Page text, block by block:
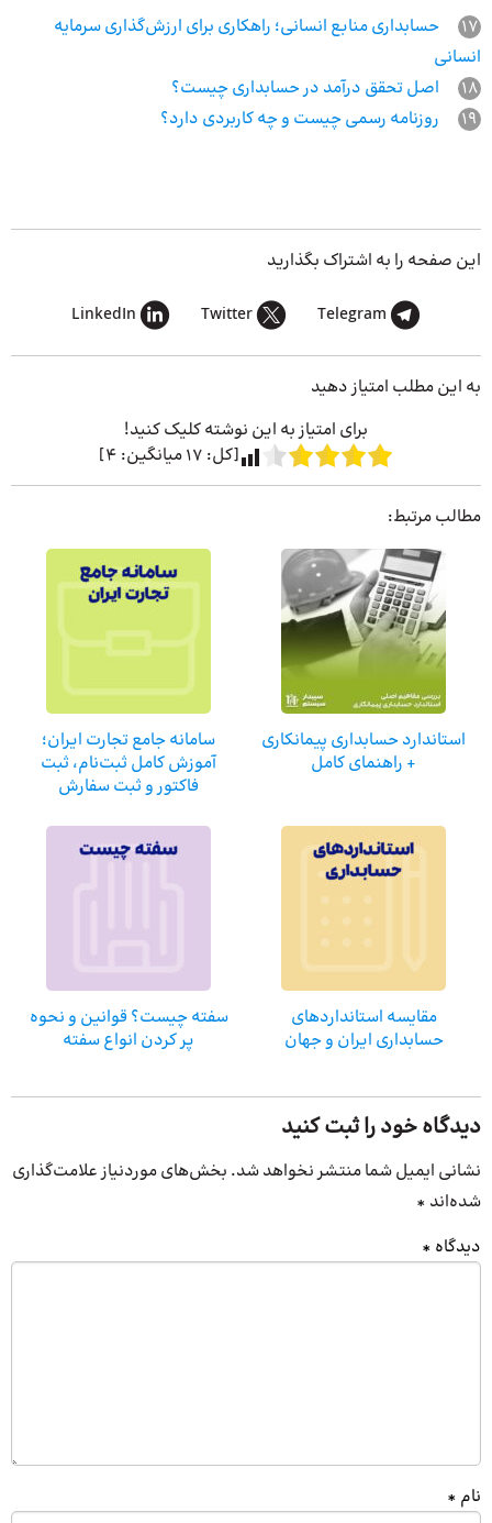
17
حسابداری منابع انسانی؛ راهکاری برای ارزش‌گذاری سرمایه
انسانی
18
اصل تحقق درآمد در حسابداری چیست؟
19
روزنامه رسمی چیست و چه کاربردی دارد؟
این صفحه را به اشتراک بگذارید
Telegram
Twitter
LinkedIn
به این مطلب امتیاز دهید
برای امتیاز به این نوشته کلیک کنید!
[کل: 17میانگین: 4
]
مطالب مرتبط:
استاندارد حسابداری پیمانکاری
+ راهنمای کامل
سامانه جامع تجارت ایران؛
آموزش کامل ثبت‌نام، ثبت
فاکتور و ثبت سفارش
مقایسه استانداردهای
حسابداری ایران و جهان
سفته چیست؟ قوانین و نحوه
پر کردن انواع سفته
دیدگاه خود را ثبت کنید
نشانی ایمیل شما منتشر نخواهد شد. بخش‌های موردنیاز علامت‌گذاری
شده‌اند *
دیدگاه *
نام *